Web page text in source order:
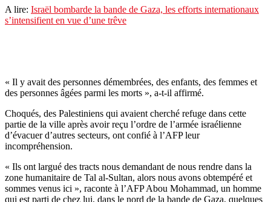
A lire: Israël bombarde la bande de Gaza, les efforts internationaux
s’intensifient en vue d’une trêve
« Il y avait des personnes démembrées, des enfants, des femmes et
des personnes âgées parmi les morts », a-t-il affirmé.
Choqués, des Palestiniens qui avaient cherché refuge dans cette
partie de la ville après avoir reçu l’ordre de l’armée israélienne
d’évacuer d’autres secteurs, ont confié à l’AFP leur
incompréhension.
« Ils ont largué des tracts nous demandant de nous rendre dans la
zone humanitaire de Tal al-Sultan, alors nous avons obtempéré et
sommes venus ici », raconte à l’AFP Abou Mohammad, un homme
qui est parti de chez lui, dans le nord de la bande de Gaza, quelques